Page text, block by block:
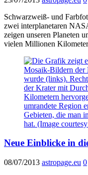
Schwarzweiß- und
zwei interplanetaren
zeigen unseren Planeten
vielen Millionen
Neue Einblicke in
08/07/2013 astropage.eu 0